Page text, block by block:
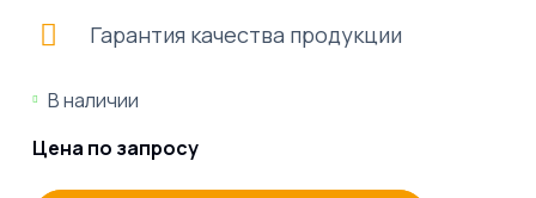
Гарантия качества продукции
В наличии
Цена по запросу